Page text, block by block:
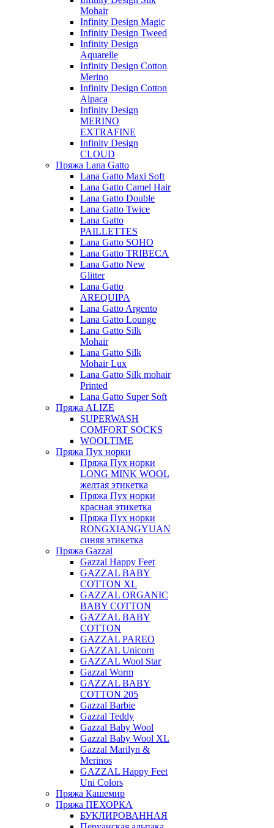
Mohair
Infinity Design Magic
Infinity Design Tweed
Infinity Design
Aquarelle
Infinity Design Cotton
Merino
Infinity Design Cotton
Alpaca
Infinity Design
MERINO
EXTRAFINE
Infinity Design
CLOUD
Пряжа Lana Gatto
Lana Gatto Maxi Soft
Lana Gatto Camel Hair
Lana Gatto Double
Lana Gatto Twice
Lana Gatto
PAILLETTES
Lana Gatto SOHO
Lana Gatto TRIBECA
Lana Gatto New
Glitter
Lana Gatto
AREQUIPA
Lana Gatto Argento
Lana Gatto Lounge
Lana Gatto Silk
Mohair
Lana Gatto Silk
Mohair Lux
Lana Gatto Silk mohair
Printed
Lana Gatto Super Soft
Пряжа ALIZE
SUPERWASH
COMFORT SOCKS
WOOLTIME
Пряжа Пух норки
Пряжа Пух норки
LONG MINK WOOL
желтая этикетка
Пряжа Пух норки
красная этикетка
Пряжа Пух норки
RONGXIANGYUAN
синяя этикетка
Пряжа Gazzal
Gazzal Happy Feet
GAZZAL BABY
COTTON XL
GAZZAL ORGANIC
BABY COTTON
GAZZAL BABY
COTTON
GAZZAL PAREO
GAZZAL Unicorn
GAZZAL Wool Star
Gazzal Worm
GAZZAL BABY
COTTON 205
Gazzal Barbie
Gazzal Teddy
Gazzal Baby Wool
Gazzal Baby Wool XL
Gazzal Marilyn &
Merinos
GAZZAL Happy Feet
Uni Colors
Пряжа Кашемир
Пряжа ПЕХОРКА
БУКЛИРОВАННАЯ